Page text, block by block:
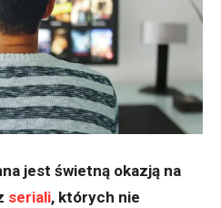
jest świetną okazją na
seriali, których nie